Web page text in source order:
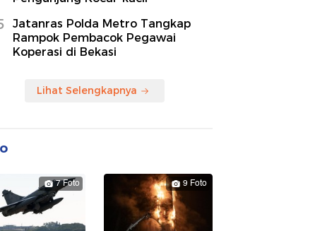
Jatanras Polda Metro Tangkap
Rampok Pembacok Pegawai
Koperasi di Bekasi
Lihat Selengkapnya
7 Foto 9 Foto